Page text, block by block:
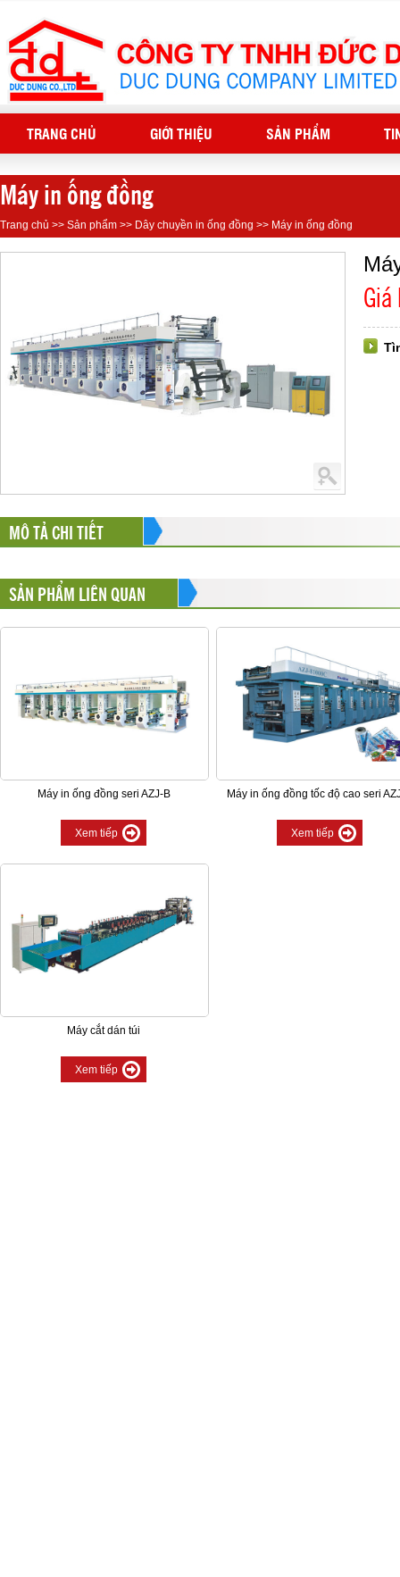
TRANG CHỦ GIỚI THIỆU SẢN PHẨM
Máy in ống đồng
Trang chủ >> Sản phẩm >> Dây chuyền in ống đồng >> Máy in ống đồng
MÔ TẢ CHI TIẾT
SẢN PHẨM LIÊN QUAN
Máy in ống đồng seri AZJ-B
Xem tiếp
Máy in ống đồng tốc độ cao seri
Xem tiếp
Máy cắt dán túi
Xem tiếp